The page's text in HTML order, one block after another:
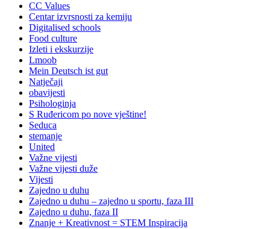
CC Values
Centar izvrsnosti za kemiju
Digitalised schools
Food culture
Izleti i ekskurzije
Lmoob
Mein Deutsch ist gut
Natječaji
obavijesti
Psihologinja
S Ruđericom po nove vještine!
Seduca
stemanje
United
Važne vijesti
Važne vijesti duže
Vijesti
Zajedno u duhu
Zajedno u duhu – zajedno u sportu, faza III
Zajedno u duhu, faza II
Znanje + Kreativnost = STEM Inspiracija